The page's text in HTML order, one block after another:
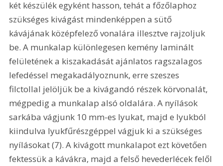
két készülék egyként hasson, tehát a főzőlaphoz
szükséges kivágást mindenképpen a sütő
kávájának középfelező vonalára illesztve rajzoljuk
be. A munkalap különlegesen kemény laminált
felületének a kiszakadását ajánlatos ragszalagos
lefedéssel megakadályoznunk, erre szeszes
filctollal jelöljük be a kivágandó részek körvonalát,
mégpedig a munkalap alsó oldalára. A nyílások
sarkába vágjunk 10 mm-es lyukat, majd e lyukból
kiindulva lyukfűrészgéppel vágjuk ki a szükséges
nyílásokat (7). A kivágott munkalapot ezt követően
fektessük a kávákra, majd a felső hevederlécek felől